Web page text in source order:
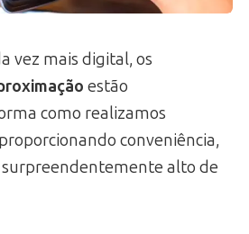
vez mais digital, os
estão
como realizamos
conveniência,
alto de